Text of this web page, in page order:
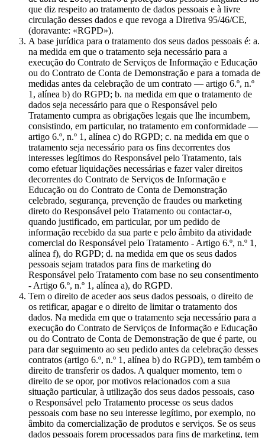
que diz respeito ao tratamento de dados pessoais e à livre
circulação desses dados e que revoga a Diretiva 95/46/CE,
(doravante: «RGPD»).
A base jurídica para o tratamento dos seus dados pessoais é: a.
na medida em que o tratamento seja necessário para a
execução do Contrato de Serviços de Informação e Educação
ou do Contrato de Conta de Demonstração e para a tomada de
medidas antes da celebração de um contrato — artigo 6.º, n.º
1, alínea b) do RGPD; b. na medida em que o tratamento de
dados seja necessário para que o Responsável pelo
Tratamento cumpra as obrigações legais que lhe incumbem,
consistindo, em particular, no tratamento em conformidade —
artigo 6.º, n.º 1, alínea c) do RGPD; c. na medida em que o
tratamento seja necessário para os fins decorrentes dos
interesses legítimos do Responsável pelo Tratamento, tais
como efetuar liquidações necessárias e fazer valer direitos
decorrentes do Contrato de Serviços de Informação e
Educação ou do Contrato de Conta de Demonstração
celebrado, segurança, prevenção de fraudes ou marketing
direto do Responsável pelo Tratamento ou contactar-o,
quando justificado, em particular, por um pedido de
informação recebido da sua parte e pelo âmbito da atividade
comercial do Responsável pelo Tratamento - Artigo 6.º, n.º 1,
alínea f), do RGPD; d. na medida em que os seus dados
pessoais sejam tratados para fins de marketing do
Responsável pelo Tratamento com base no seu consentimento
- Artigo 6.º, n.º 1, alínea a), do RGPD.
Tem o direito de aceder aos seus dados pessoais, o direito de
os retificar, apagar e o direito de limitar o tratamento dos
dados. Na medida em que o tratamento seja necessário para a
execução do Contrato de Serviços de Informação e Educação
ou do Contrato de Conta de Demonstração de que é parte, ou
para dar seguimento ao seu pedido antes da celebração desses
contratos (artigo 6.º, n.º 1, alínea b) do RGPD), tem também o
direito de transferir os dados. A qualquer momento, tem o
direito de se opor, por motivos relacionados com a sua
situação particular, à utilização dos seus dados pessoais, caso
o Responsável pelo Tratamento processe os seus dados
pessoais com base no seu interesse legítimo, por exemplo, no
âmbito da comercialização de produtos e serviços. Se os seus
dados pessoais forem processados para fins de marketing, tem